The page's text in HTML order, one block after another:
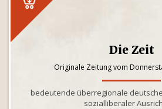
Die Zeit
Originale Zeitung vom
bedeutende überregionale
sozialliberaler